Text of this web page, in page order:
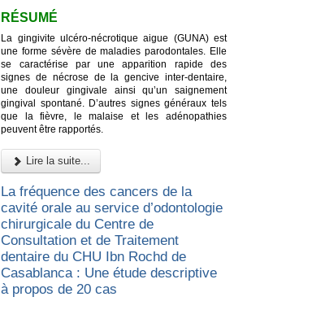
RÉSUMÉ
La gingivite ulcéro-nécrotique aigue (GUNA) est
une forme sévère de maladies parodontales. Elle
se caractérise par une apparition rapide des
signes de nécrose de la gencive inter-dentaire,
une douleur gingivale ainsi qu’un saignement
gingival spontané. D’autres signes généraux tels
que la fièvre, le malaise et les adénopathies
peuvent être rapportés.
Lire la suite...
La fréquence des cancers de la
cavité orale au service d’odontologie
chirurgicale du Centre de
Consultation et de Traitement
dentaire du CHU Ibn Rochd de
Casablanca : Une étude descriptive
à propos de 20 cas